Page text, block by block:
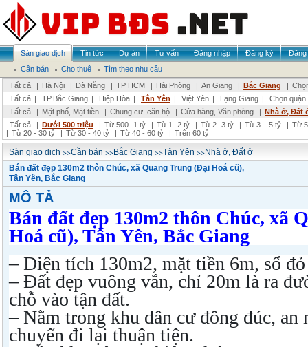
Sàn giao dịch Tin tức Dự án Tư vấn Đăng nhập Đăng ký
Đăng
Cần bán
Cho thuê
Tìm theo nhu cầu
Tất cả
| Hà Nội | Đà Nẵng | TP HCM | Hải Phòng | An Giang | Bắc Giang |
Tất cả | TP.Bắc Giang | Hiệp Hòa | Tân Yên | Việt Yên | Lạng Giang |
Chọn
Tất cả
| Mặt phố, Mặt tiền | Chung cư ,căn hộ | Cửa hàng, Văn phòng | Nhà ở, Đất
Tất cả
| Dưới 500 triệu | Từ 500 -1 tỷ | Từ 1 -2 tỷ | Từ 2 -3 tỷ | Từ 3 – 5 tỷ | Từ
| Từ 20 - 30 tỷ | Từ 30 - 40 tỷ | Từ 40 - 60 tỷ | Trên 60 tỷ
Sàn giao dịch >>Cần bán >>Bắc Giang >>Tân Yên >>Nhà ở, Đất ở
Bán đất đẹp 130m2 thôn Chúc, xã Quang Trung (Đại Hoá cũ),
Tân Yên, Bắc Giang
MÔ TẢ
Bán đất đẹp 130m2 thôn Chúc, xã
Hoá cũ), Tân Yên, Bắc Giang
– Diện tích 130m2, mặt tiền 6m, sổ
– Đất đẹp vuông vắn, chỉ 20m là ra
chỗ vào tận đất.
– Nằm trong khu dân cư đông đúc, an
chuyển đi lại thuận tiện.